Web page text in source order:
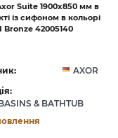
Suite 1900x850 мм в
із сифоном в кольорі
Bronze 42005140
AXOR
& BATHTUB